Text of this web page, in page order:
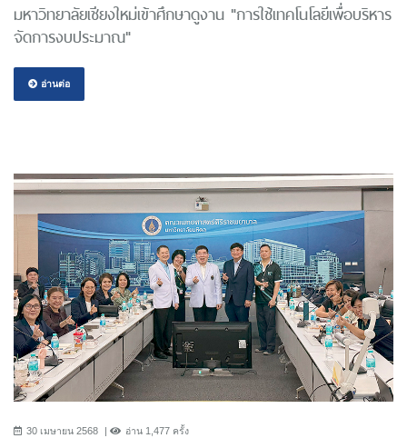
มหาวิทยาลัยเชียงใหม่เข้าศึกษาดูงาน "การใช้เทคโนโลยีเพื่อบริหาร
จัดการงบประมาณ"
อ่านต่อ
30 เมษายน 2568 อ่าน 1,477 ครั้ง